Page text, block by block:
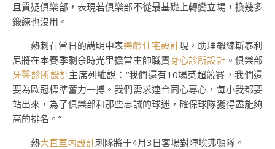
且質疑俱樂部，表現若俱樂部不從最基礎上轉變立場，換幾多
鍛練也沒用。
熱刺在當日的講明中表樂齡住宅設計現，助理鍛練斯泰利
尼將在本賽季剩余時光里擔當主帥職責身心診所設計。俱樂部
牙醫診所設計主席列維說：“我們還有10場英超競賽，我們還
要為歐冠標準奮力一搏。我們需求連合同心專心，每小我都要
站出來，為了俱樂部和那些忠誠的球迷，確保球隊獲得盡能夠
高的排名。”
熱大直室內設計刺隊將于4月3日客場對陣埃弗頓隊。